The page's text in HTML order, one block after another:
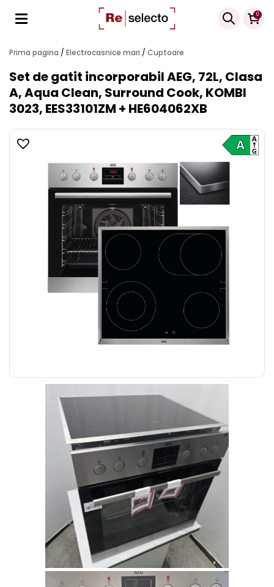
0
Products
search
Prima pagina / Electrocasnice mari / Cuptoare
Set de gatit incorporabil AEG, 72L, Clasa
A, Aqua Clean, Surround Cook, KOMBI
3023, EES33101ZM + HE604062XB